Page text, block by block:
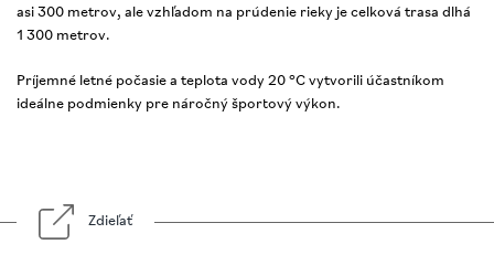
asi 300 metrov, ale vzhľadom na prúdenie rieky je celková trasa dlhá
1 300 metrov.
Príjemné letné počasie a teplota vody 20 °C vytvorili účastníkom
ideálne podmienky pre náročný športový výkon.
Zdieľať